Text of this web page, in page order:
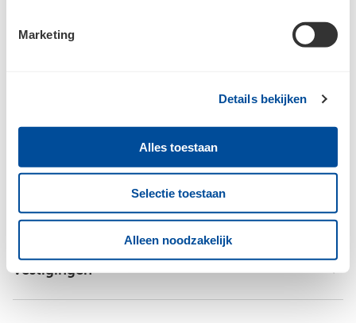
Marketing
Details bekijken
Alles toestaan
Selectie toestaan
Alleen noodzakelijk
Bouwcenter Gruter
Vestigingen